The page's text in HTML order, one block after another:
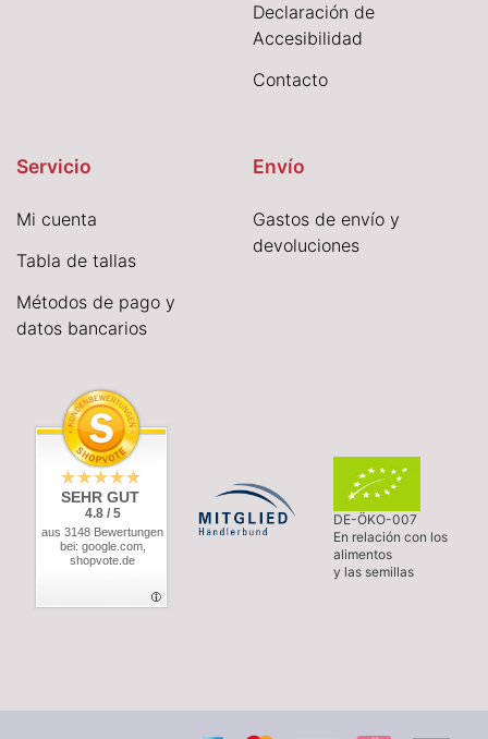
Declaración de
Accesibilidad
Contacto
Servicio
Mi cuenta
Tabla de tallas
Métodos de pago y
datos bancarios
Envío
Gastos de envío y
devoluciones
SEHR GUT
4.8 / 5
aus 3148 Bewertungen
bei: google.com,
shopvote.de
DE-ÖKO-007
En relación con los
alimentos
y las semillas